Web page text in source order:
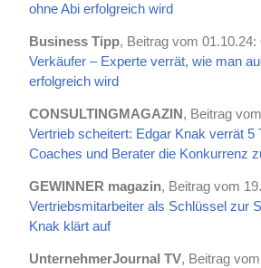
ohne Abi erfolgreich wird
Business Tipp, Beitrag vom 01.10.24:
Verkäufer – Experte verrät, wie man
erfolgreich wird
CONSULTINGMAGAZIN, Beitrag
Vertrieb scheitert: Edgar Knak verrät 5
Coaches und Berater die Konkurrenz
GEWINNER magazin, Beitrag vom
Vertriebsmitarbeiter als Schlüssel zur
Knak klärt auf
UnternehmerJournal TV, Beitrag